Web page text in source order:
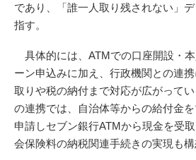
であり、「誰一人取り残されない」
指す。
具体的には、ATMでの口座開設・
ーン申込みに加え、行政機関との連
取りや税の納付まで対応が広がって
の連携では、自治体等からの給付金
申請しセブン銀行ATMから現金を受
会保険料の納税関連手続きの実現も構